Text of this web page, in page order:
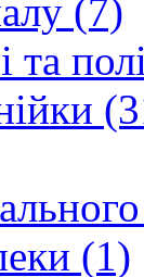
(7)
та
(1)